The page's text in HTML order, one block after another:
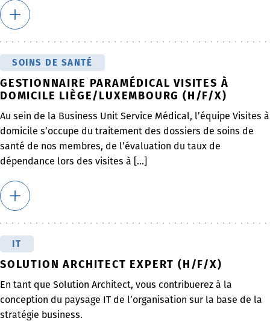
SOINS DE SANTÉ
GESTIONNAIRE PARAMÉDICAL VISITES À
DOMICILE LIÈGE/LUXEMBOURG (H/F/X)
Au sein de la Business Unit Service Médical, l’équipe Visites à
domicile s’occupe du traitement des dossiers de soins de
santé de nos membres, de l’évaluation du taux de
dépendance lors des visites à [...]
IT
SOLUTION ARCHITECT EXPERT (H/F/X)
En tant que Solution Architect, vous contribuerez à la
conception du paysage IT de l’organisation sur la base de la
stratégie business.